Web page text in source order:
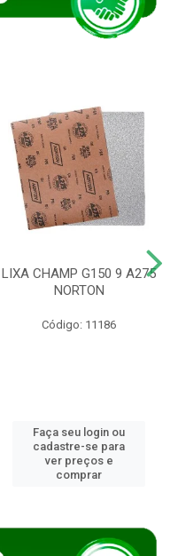
LIXA CHAMP G150 9 A275
NORTON
Código: 11186
Faça seu login ou
cadastre-se para
ver preços e
comprar